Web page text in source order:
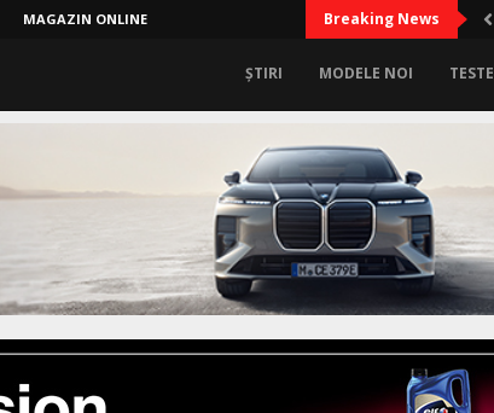
MAGAZIN ONLINE Breaking News
ȘTIRI MODELE NOI TESTE